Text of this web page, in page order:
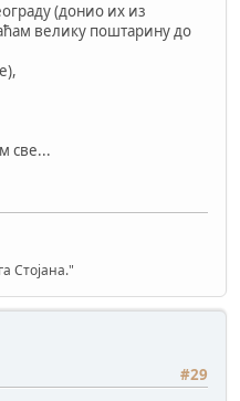
(донио их из
велику поштарину до
све...
Стојана."
#29